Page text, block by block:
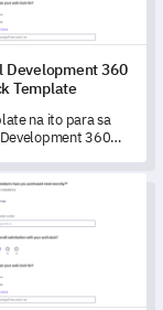
Development 360
Template
na ito para sa
360
suriin ang
unlad sa personal
upang ma-
potensyal para sa
Pagsusuri
ng Pagsusuri ng